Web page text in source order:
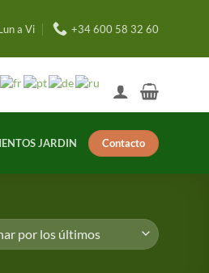
a Vi +34 600 58 32 60
JARDIN Contacto